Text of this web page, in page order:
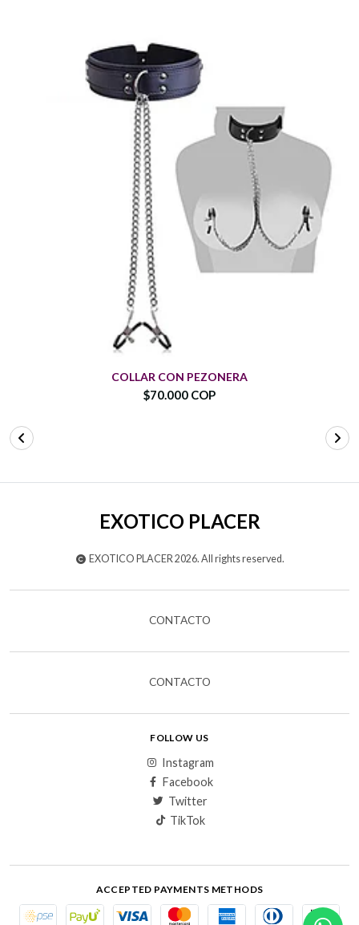
COLLAR CON PEZONERA
$70.000 COP
EXOTICO PLACER
EXOTICO PLACER 2026. All rights reserved.
CONTACTO
CONTACTO
FOLLOW US
Instagram
Facebook
Twitter
TikTok
ACCEPTED PAYMENTS METHODS